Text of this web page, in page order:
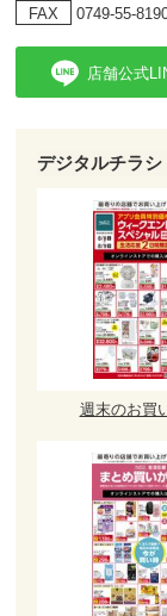
FAX 0749-55-
店舗公式
デジタルチラシ
週末のお買